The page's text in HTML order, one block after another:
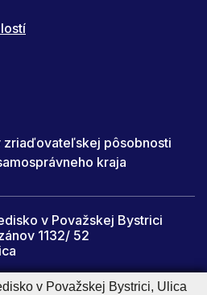
zriaďovateľskej pôsobnosti
kraja
v Považskej Bystrici
1132/ 52
v Považskej Bystrici, Ulica